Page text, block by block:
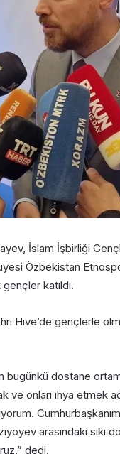
İslam İşbirliği
Özbekistan
katıldı.
Hive’de gençlerle
dostane
onları ihya etmek
arasındaki sıkı
dedi.